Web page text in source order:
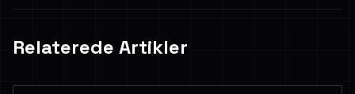
Relaterede Artikler